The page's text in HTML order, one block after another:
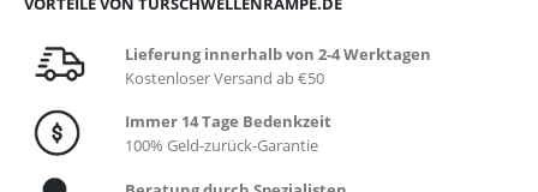
Lieferung innerhalb von 2-4 Werktagen
Kostenloser Versand ab €50
Immer 14 Tage Bedenkzeit
100% Geld-zurück-Garantie